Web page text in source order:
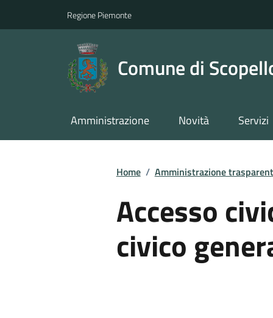
Regione Piemonte
Comune di
Amministrazione Novità Servizi
Home / Amministrazione
Accesso
civico